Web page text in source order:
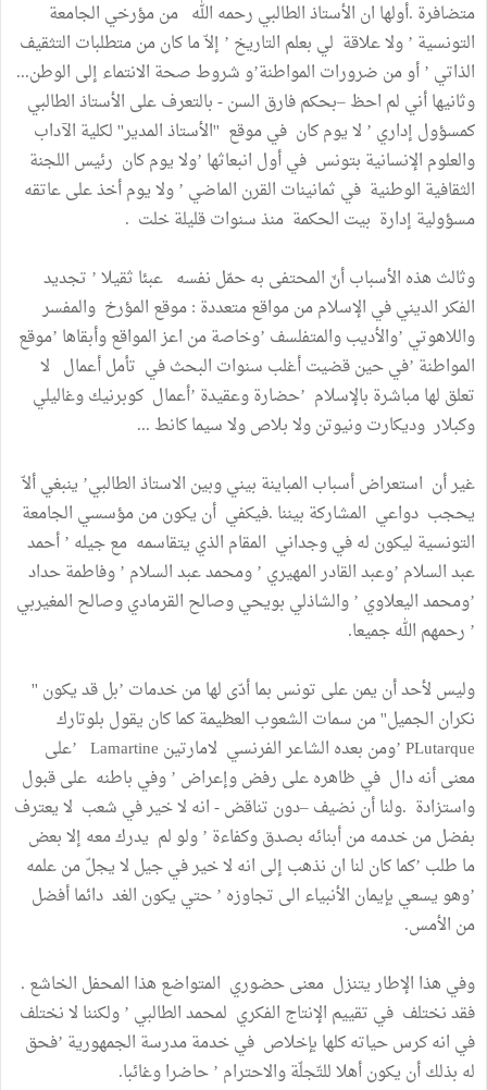
متضافرة .أولها ان الأستاذ الطالبي رحمه الله من مؤرخي الجامعة
التونسية ’ ولا علاقة لي بعلم التاريخ ’ إلاّ ما كان من متطلبات التثقيف
الذاتي ’ أو من ضرورات المواطنة’و شروط صحة الانتماء إلى الوطن...
وثانيها أني لم احظ –بحكم فارق السن - بالتعرف على الأستاذ الطالبي
كمسؤول إداري ’ لا يوم كان في موقع ''الأستاذ المدير'' لكلية الآداب
والعلوم الإنسانية بتونس في أول انبعاثها ’ولا يوم كان رئيس اللجنة
الثقافية الوطنية في ثمانينات القرن الماضي ’ ولا يوم أخذ على عاتقه
مسؤولية إدارة بيت الحكمة منذ سنوات قليلة خلت .
وثالث هذه الأسباب أنّ المحتفى به حمّل نفسه عبئا ثقيلا ’ تجديد
الفكر الديني في الإسلام من مواقع متعددة : موقع المؤرخ والمفسر
واللاهوتي ’والأديب والمتفلسف ’وخاصة من اعز المواقع وأبقاها ’موقع
المواطنة ’في حين قضيت أغلب سنوات البحث في تأمل أعمال لا
تعلق لها مباشرة بالإسلام ’حضارة وعقيدة ’أعمال كوبرنيك وغاليلي
وكبلار وديكارت ونيوتن ولا بلاص ولا سيما كانط ...
غير أن استعراض أسباب المباينة بيني وبين الاستاذ الطالبي’ ينبغي ألاّ
يحجب دواعي المشاركة بيننا .فيكفي أن يكون من مؤسسي الجامعة
التونسية ليكون له في وجداني المقام الذي يتقاسمه مع جيله ’ أحمد
عبد السلام ’وعبد القادر المهيري ’ ومحمد عبد السلام ’ وفاطمة حداد
’ومحمد اليعلاوي ’ والشاذلي بويحي وصالح القرمادي وصالح المغيربي
’ رحمهم الله جميعا.
وليس لأحد أن يمن على تونس بما أدّى لها من خدمات ’بل قد يكون ''
نكران الجميل'' من سمات الشعوب العظيمة كما كان يقول بلوتارك
PLutarque ’ومن بعده الشاعر الفرنسي لامارتين Lamartine ’على
معنى أنه دال في ظاهره على رفض وإعراض ’ وفي باطنه على قبول
واستزادة .ولنا أن نضيف –دون تناقض - انه لا خير في شعب لا يعترف
بفضل من خدمه من أبنائه بصدق وكفاءة ’ ولو لم يدرك معه إلا بعض
ما طلب ’كما كان لنا ان نذهب إلى انه لا خير في جيل لا يجلّ من علمه
’وهو يسعي بإيمان الأنبياء الى تجاوزه ’ حتي يكون الغد دائما أفضل
من الأمس.
وفي هذا الإطار يتنزل معنى حضوري المتواضع هذا المحفل الخاشع .
فقد نختلف في تقييم الإنتاج الفكري لمحمد الطالبي ’ ولكننا لا نختلف
في انه كرس حياته كلها بإخلاص في خدمة مدرسة الجمهورية ’فحق
له بذلك أن يكون أهلا للتّجلّة والاحترام ’ حاضرا وغائبا.